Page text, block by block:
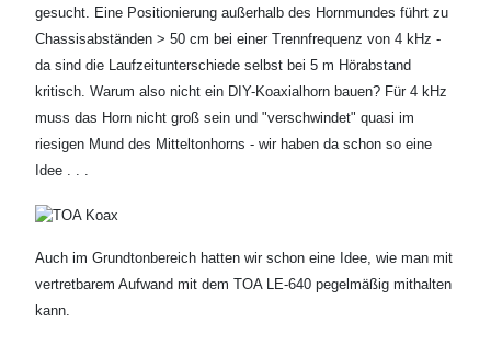
gesucht. Eine Positionierung außerhalb des Hornmundes führt zu
Chassisabständen > 50 cm bei einer Trennfrequenz von 4 kHz -
da sind die Laufzeitunterschiede selbst bei 5 m Hörabstand
kritisch. Warum also nicht ein DIY-Koaxialhorn bauen? Für 4 kHz
muss das Horn nicht groß sein und "verschwindet" quasi im
riesigen Mund des Mitteltonhorns - wir haben da schon so eine
Idee . . .
Auch im Grundtonbereich hatten wir schon eine Idee, wie man mit
vertretbarem Aufwand mit dem TOA LE-640 pegelmäßig mithalten
kann.